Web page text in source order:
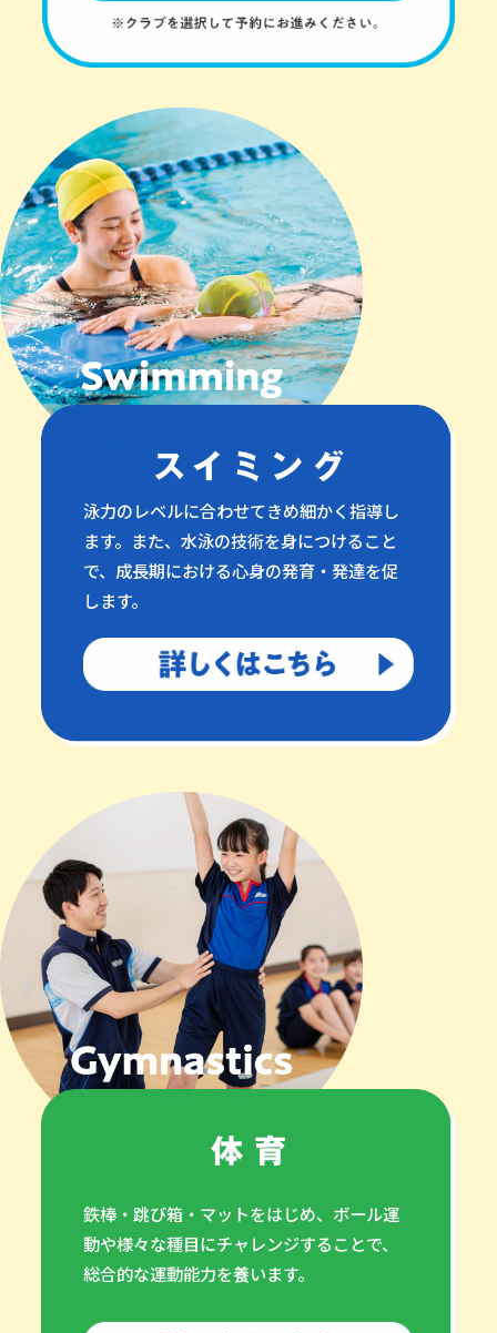
泳力のレベルに合わせてきめ細かく指導し
ます。また、水泳の技術を身につけること
で、成長期における心身の発育・発達を促
します。
鉄棒・跳び箱・マットをはじめ、ボール運
動や様々な種目にチャレンジすることで、
総合的な運動能力を養います。